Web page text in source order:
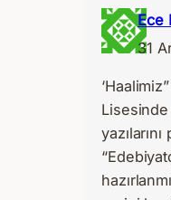
Ece
31